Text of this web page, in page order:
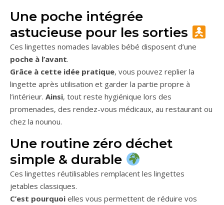
Une poche intégrée
astucieuse pour les sorties
Ces lingettes nomades lavables bébé disposent d’une
poche à l’avant.
Grâce à cette idée pratique, vous pouvez replier la
lingette après utilisation et garder la partie propre à
l’intérieur. Ainsi, tout reste hygiénique lors des
promenades, des rendez-vous médicaux, au restaurant ou
chez la nounou.
Une routine zéro déchet
simple & durable
Ces lingettes réutilisables remplacent les lingettes
jetables classiques.
C’est pourquoi elles vous permettent de réduire vos